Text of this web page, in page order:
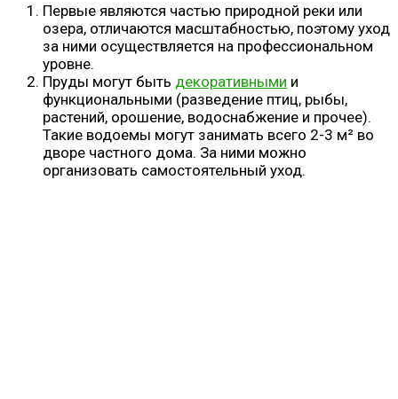
Первые являются частью природной реки или
озера, отличаются масштабностью, поэтому уход
за ними осуществляется на профессиональном
уровне.
Пруды могут быть декоративными и
функциональными (разведение птиц, рыбы,
растений, орошение, водоснабжение и прочее).
Такие водоемы могут занимать всего 2-3 м² во
дворе частного дома. За ними можно
организовать самостоятельный уход.